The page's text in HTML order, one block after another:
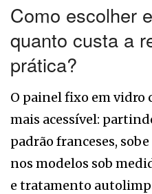
Como escolher
quanto custa a
prática?
O painel fixo em vidro
mais acessível:
padrão franceses,
nos modelos sob
e tratamento